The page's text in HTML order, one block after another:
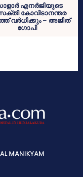
എനർജിയുടെ
കോവിടാനന്തര
വർധിക്കും – അജിത്
ഗോപി
MANIKYAM